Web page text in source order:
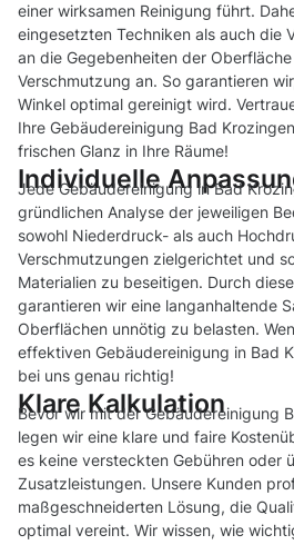
einer wirksamen Reinigung führt.
eingesetzten Techniken als auch die
an die Gegebenheiten der
Verschmutzung an. So garantieren
Winkel optimal gereinigt wird.
Ihre Gebäudereinigung Bad
frischen Glanz in Ihre Räume!
Individuelle
Jede Gebäudereinigung in Bad
gründlichen Analyse der jeweiligen
sowohl Niederdruck- als auch
Verschmutzungen zielgerichtet und
Materialien zu beseitigen. Durch
garantieren wir eine langanhaltende
Oberflächen unnötig zu belasten.
effektiven Gebäudereinigung in Bad
bei uns genau richtig!
Klare Kalkulation
Bevor wir mit der Gebäudereinigung
legen wir eine klare und faire
es keine versteckten Gebühren oder
Zusatzleistungen. Unsere Kunden
maßgeschneiderten Lösung, die
optimal vereint. Wir wissen, wie